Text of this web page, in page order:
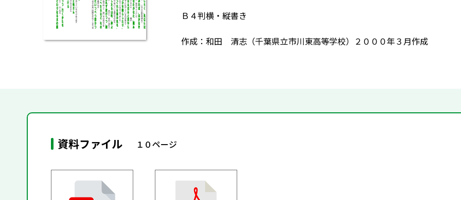
Ｂ４判横・縦書き
作成：和田 清志（千葉県立市川東高等学校）２０００年３月作成
資料ファイル １０ページ